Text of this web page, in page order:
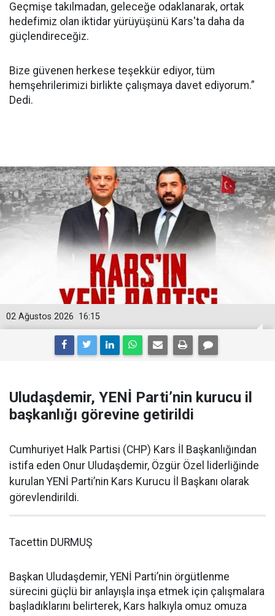
Geçmişe takılmadan, geleceğe odaklanarak, ortak
hedefimiz olan iktidar yürüyüşünü Kars'ta daha da
güçlendireceğiz.
Bize güvenen herkese teşekkür ediyor, tüm
hemşehrilerimizi birlikte çalışmaya davet ediyorum.”
Dedi.
16:15
02 Ağustos 2026
Uludaşdemir, YENİ Parti’nin kurucu il
başkanlığı görevine getirildi
Cumhuriyet Halk Partisi (CHP) Kars İl Başkanlığından
istifa eden Onur Uludaşdemir, Özgür Özel liderliğinde
kurulan YENİ Parti’nin Kars Kurucu İl Başkanı olarak
görevlendirildi.
Tacettin DURMUŞ
Başkan Uludaşdemir, YENİ Parti’nin örgütlenme
sürecini güçlü bir anlayışla inşa etmek için çalışmalara
başladıklarını belirterek, Kars halkıyla omuz omuza